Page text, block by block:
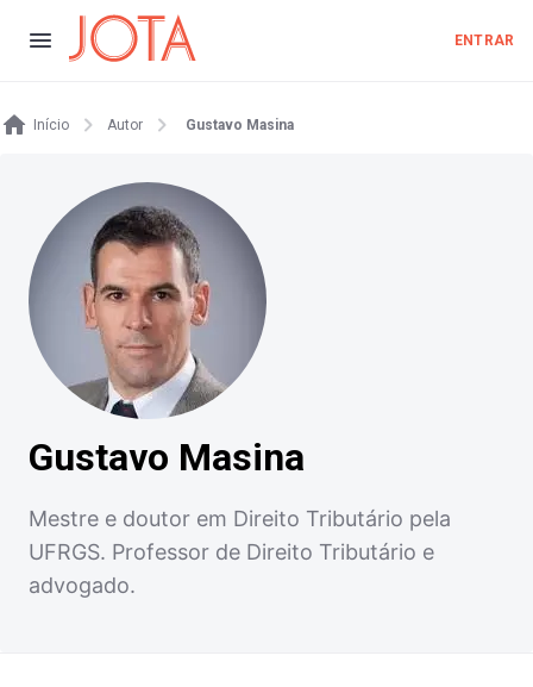
ENTRAR
Início Autor Gustavo Masina
Gustavo Masina
Mestre e doutor em Direito Tributário pela
UFRGS. Professor de Direito Tributário e
advogado.